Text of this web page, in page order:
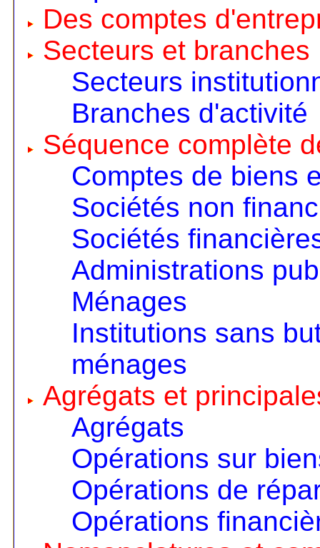
Des comptes
Secteurs et branches
Secteurs
Branches d'activité
Séquence complète
Comptes de biens
Sociétés non
Sociétés
Administrations
Ménages
Institutions sans
ménages
Agrégats et
Agrégats
Opérations sur
Opérations de
Opérations